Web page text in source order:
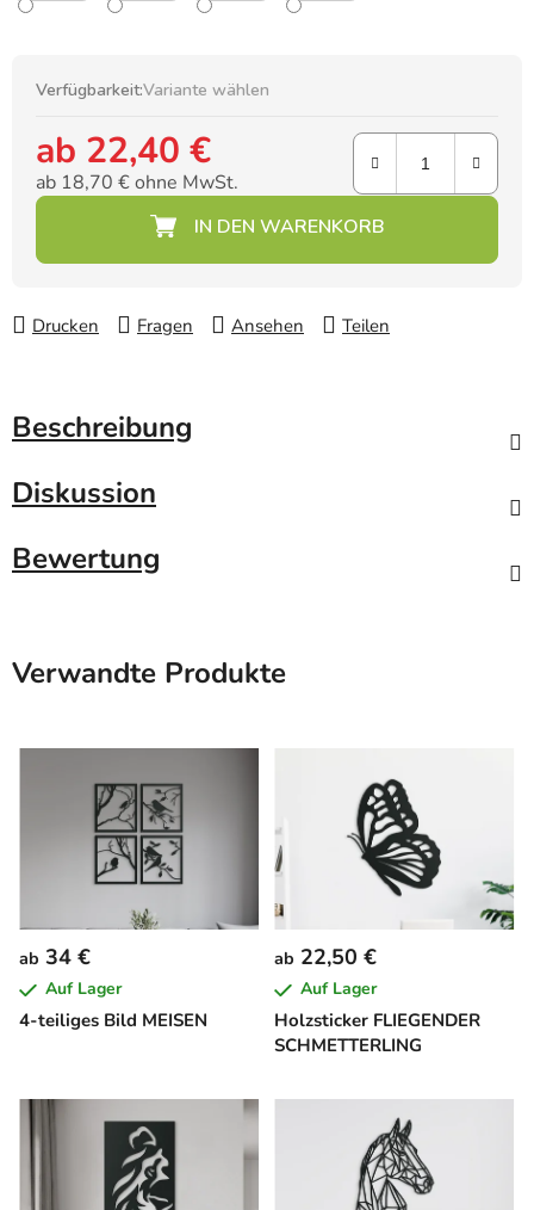
Verfügbarkeit:Variante wählen
ab 22,40 €
ab 18,70 €ohne MwSt.
Drucken Fragen Ansehen Teilen
Beschreibung
Diskussion
Bewertung
Verwandte Produkte
4-teiliges Bild MEISEN
ab 34 €
Auf Lager
Holzsticker FLIEGENDER
SCHMETTERLING
ab 22,50 €
Auf Lager